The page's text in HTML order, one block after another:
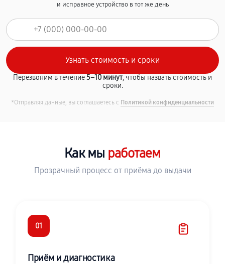
и исправное устройство в тот же день
Перезвоним в течение5–10 минут, чтобы назвать стоимость и
сроки.
*Отправляя данные, вы соглашаетесь с Политикой конфиденциальности
Как мы работаем
Прозрачный процесс от приёма до выдачи
01
Приём и диагностика